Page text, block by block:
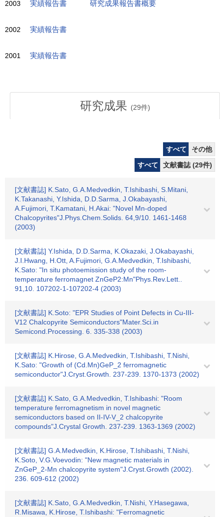
2003 実績報告書 研究成果報告書概要
2002 実績報告書
2001 実績報告書
研究成果 (29件)
すべて
その他
すべて
文献書誌 (29件)
[文献書誌] K.Sato, G.A.Medvedkin, T.Ishibashi, S.Mitani,
K.Takanashi, Y.Ishida, D.D.Sarma, J.Okabayashi,
A.Fujimori, T.Kamatani, H.Akai: "Novel Mn-doped
Chalcopyrites"J.Phys.Chem.Solids. 64,9/10. 1461-1468
(2003)
[文献書誌] Y.Ishida, D.D.Sarma, K.Okazaki, J.Okabayashi,
J.I.Hwang, H.Ott, A.Fujimori, G.A.Medvedkin, T.Ishibashi,
K.Sato: "In situ photoemission study of the room-
temperature ferromagnet ZnGeP2:Mn"Phys.Rev.Lett..
91,10. 107202-1-107202-4 (2003)
[文献書誌] K.Soto: "EPR Studies of Point Defects in Cu-III-
V12 Chalcopyrite Semiconductors"Mater.Sci.in
Semicond.Processing. 6. 335-338 (2003)
[文献書誌] K.Hirose, G.A.Medvedkin, T.Ishibashi, T.Nishi,
K.Sato: "Growth of (Cd.Mn)GeP_2 ferromagnetic
semiconductor"J.Cryst.Growth. 237-239. 1370-1373 (2002)
[文献書誌] K.Sato, G.A.Medvedkin, T.Ishibashi: "Room
temperature ferromagnetism in novel magnetic
semiconductors based on II-IV-V_2 chalcopyrite
compounds"J.Crystal Growth. 237-239. 1363-1369 (2002)
[文献書誌] G.A.Medvedkin, K.Hirose, T.Ishibashi, T.Nishi,
K.Soto, V.G.Voevodin: "New magnetic materials in
ZnGeP_2-Mn chalcopyrite system"J.Cryst.Growth (2002).
236. 609-612 (2002)
[文献書誌] K.Sato, G.A.Medvedkin, T.Nishi, Y.Hasegawa,
R.Misawa, K.Hirose, T.Ishibashi: "Ferromagnetic